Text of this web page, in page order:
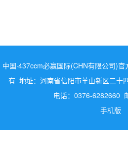
中国·437ccm必赢国际(CHN有限公司)
有 地址：河南省信阳市羊山新区二十
电话：0376-6282660
手机版